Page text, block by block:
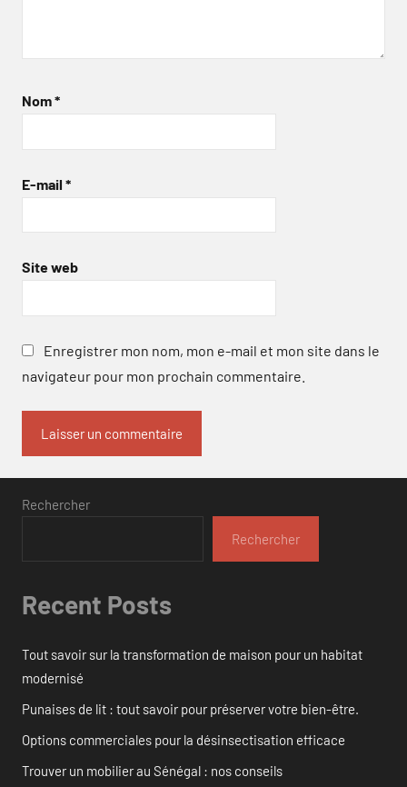
Nom*
E-mail *
Site web
Enregistrer mon nom, mon e-mail et mon site dans le
navigateur pour mon prochain commentaire.
Rechercher
Rechercher
Recent Posts
Tout savoir sur la transformation de maison pour un habitat
modernisé
Punaises de lit : tout savoir pour préserver votre bien-être.
Options commerciales pour la désinsectisation efficace
Trouver un mobilier au Sénégal : nos conseils